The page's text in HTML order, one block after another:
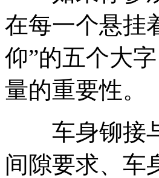
在每一个悬挂
仰”的五个大
量的重要性。
车身铆接与
间隙要求、车